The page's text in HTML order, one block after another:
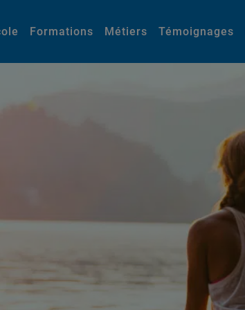
Formations Métiers Témoignages